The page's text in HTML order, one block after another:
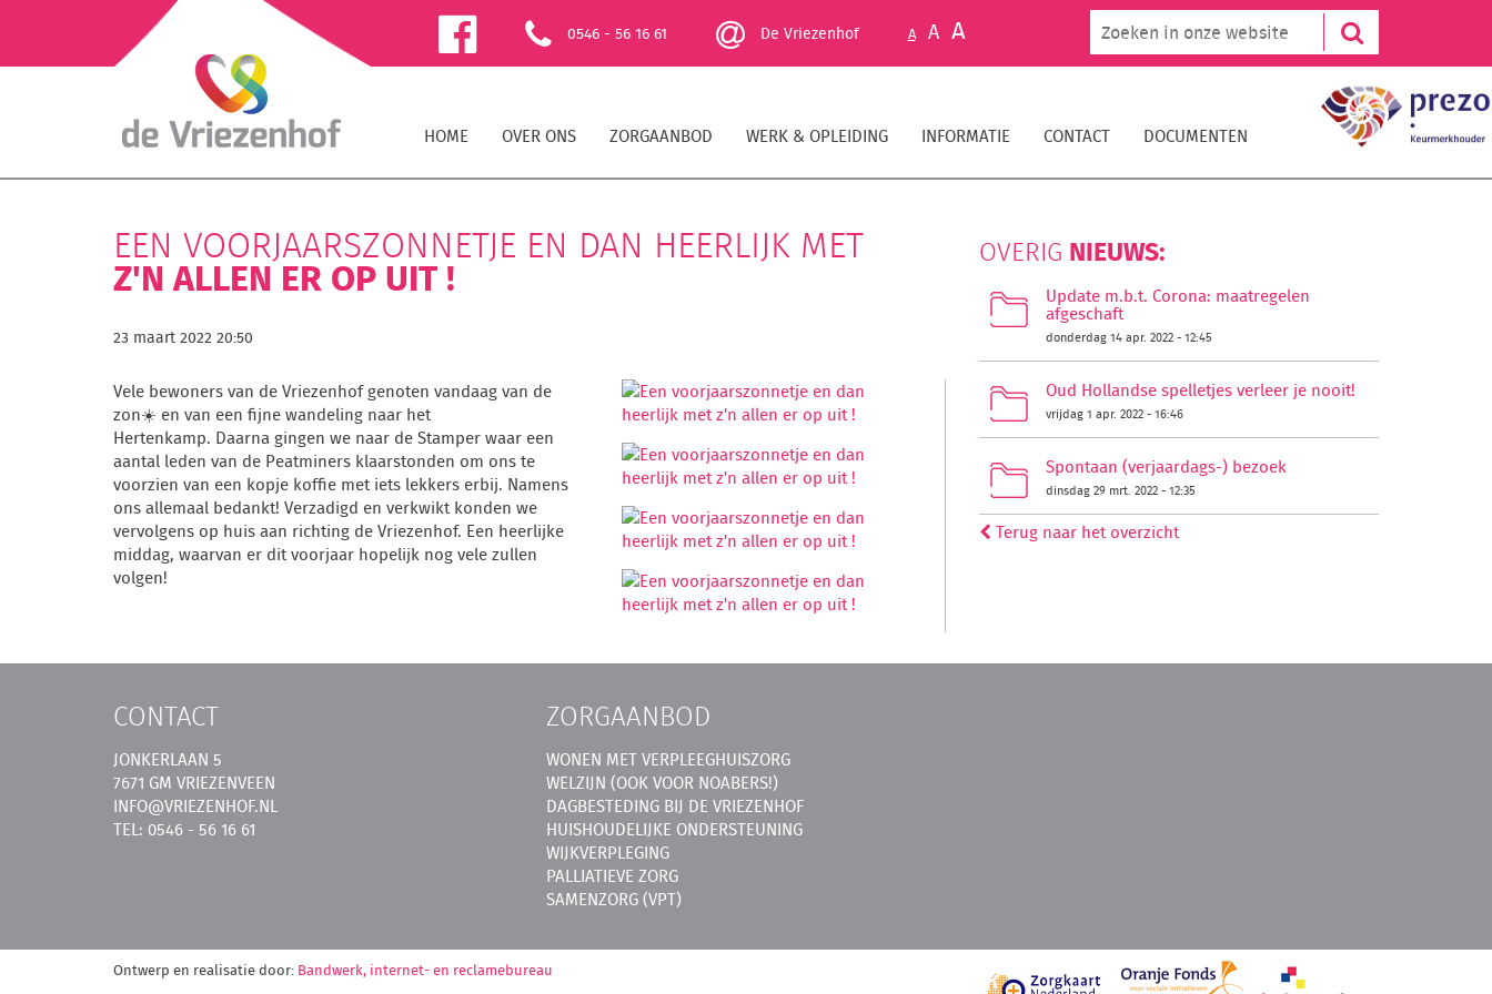
0546 - 56 16 61 De Vriezenhof A A A
HOME OVER ONS ZORGAANBOD WERK & OPLEIDING INFORMATIE CONTACT DOCUMENTEN
EEN VOORJAARSZONNETJE EN DAN HEERLIJK MET
Z'N ALLEN ER OP UIT !
23 maart 2022 20:50
Vele bewoners van de Vriezenhof genoten vandaag van de
zon☀️ en van een fijne wandeling naar het
Hertenkamp. Daarna gingen we naar de Stamper waar een
aantal leden van de Peatminers klaarstonden om ons te
voorzien van een kopje koffie met iets lekkers erbij. Namens
ons allemaal bedankt! Verzadigd en verkwikt konden we
vervolgens op huis aan richting de Vriezenhof. Een heerlijke
middag, waarvan er dit voorjaar hopelijk nog vele zullen
volgen!
OVERIG NIEUWS:
Update m.b.t. Corona: maatregelen
afgeschaft
donderdag 14 apr. 2022 - 12:45
Oud Hollandse spelletjes verleer je nooit!
vrijdag 1 apr. 2022 - 16:46
Spontaan (verjaardags-) bezoek
dinsdag 29 mrt. 2022 - 12:35
Terug naar het overzicht
CONTACT
JONKERLAAN 5
7671 GM VRIEZENVEEN
INFO@VRIEZENHOF.NL
TEL: 0546 - 56 16 61
ZORGAANBOD
WONEN MET VERPLEEGHUISZORG
WELZIJN (OOK VOOR NOABERS!)
DAGBESTEDING BIJ DE VRIEZENHOF
HUISHOUDELIJKE ONDERSTEUNING
WIJKVERPLEGING
PALLIATIEVE ZORG
SAMENZORG (VPT)
Ontwerp en realisatie door: Bandwerk, internet- en reclamebureau